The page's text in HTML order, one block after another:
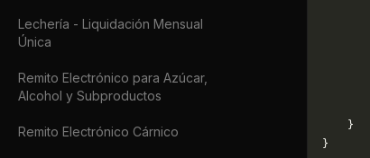
Lechería - Liquidación Mensual
Única
Remito Electrónico para Azúcar,
Alcohol y Subproductos
Remito Electrónico Cárnico
    }
}